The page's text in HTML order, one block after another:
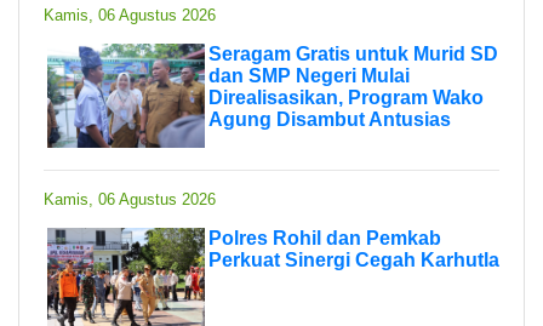
Kamis, 06 Agustus 2026
Seragam Gratis untuk Murid SD
dan SMP Negeri Mulai
Direalisasikan, Program Wako
Agung Disambut Antusias
Kamis, 06 Agustus 2026
Polres Rohil dan Pemkab
Perkuat Sinergi Cegah Karhutla